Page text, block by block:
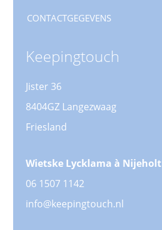
CONTACTGEGEVENS
Keepingtouch
Jister 36
8404GZ Langezwaag
Friesland
Wietske Lycklama à Nijeholt
06 1507 1142
info@keepingtouch.nl